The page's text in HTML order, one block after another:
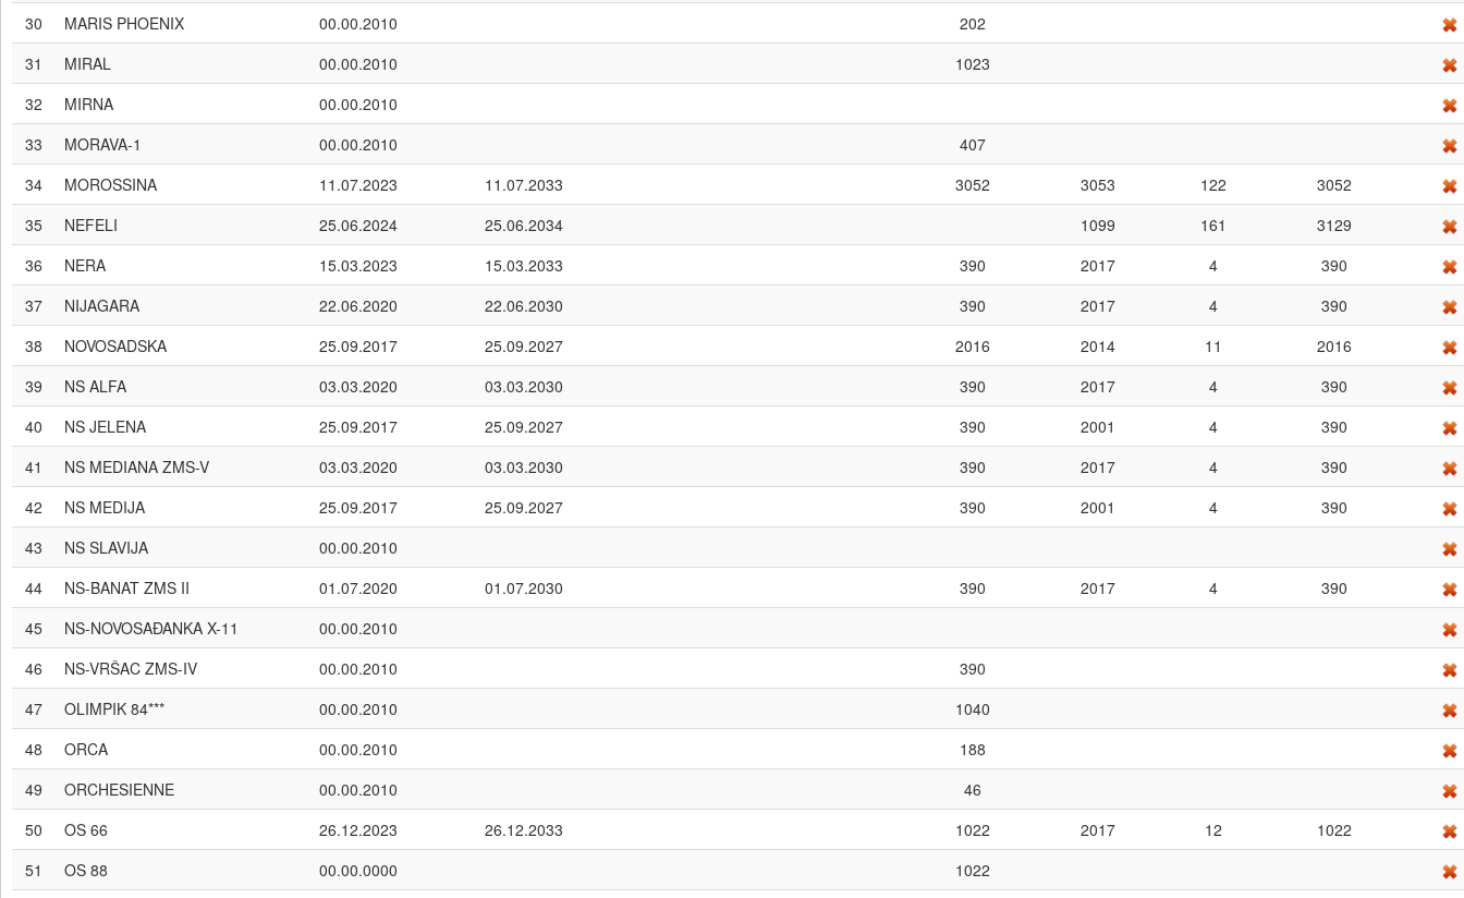
30
MARIS PHOENIX 00.00.2010
202
31
MIRAL 00.00.2010
1023
32
MIRNA
00.00.2010
33
MORAVA-1 00.00.2010
407
34
MOROSSINA 11.07.2023 11.07.2033 3052 3053 122
3052
35
NEFELI 25.06.2024 25.06.2034 1099 161
3129
36
NERA 15.03.2023 15.03.2033 390 2017 4
390
37
NIJAGARA 22.06.2020 22.06.2030 390 2017 4
390
38
NOVOSADSKA 25.09.2017 25.09.2027 2016 2014 11
2016
39
NS ALFA 03.03.2020 03.03.2030 390 2017 4
390
40
NS JELENA 25.09.2017 25.09.2027 390 2001 4
390
41
NS MEDIANA ZMS-V 03.03.2020 03.03.2030 390 2017 4
390
42
NS MEDIJA 25.09.2017 25.09.2027 390 2001 4
390
43
NS SLAVIJA
00.00.2010
44
NS-BANAT ZMS II 01.07.2020 01.07.2030 390 2017 4
390
45
NS-NOVOSAĐANKA X-11
00.00.2010
46
NS-VRŠAC ZMS-IV 00.00.2010
390
47
OLIMPIK 84*** 00.00.2010
1040
48
ORCA 00.00.2010
188
49
ORCHESIENNE 00.00.2010
46
50
OS 66 26.12.2023 26.12.2033 1022 2017 12
1022
51
OS 88 00.00.0000
1022